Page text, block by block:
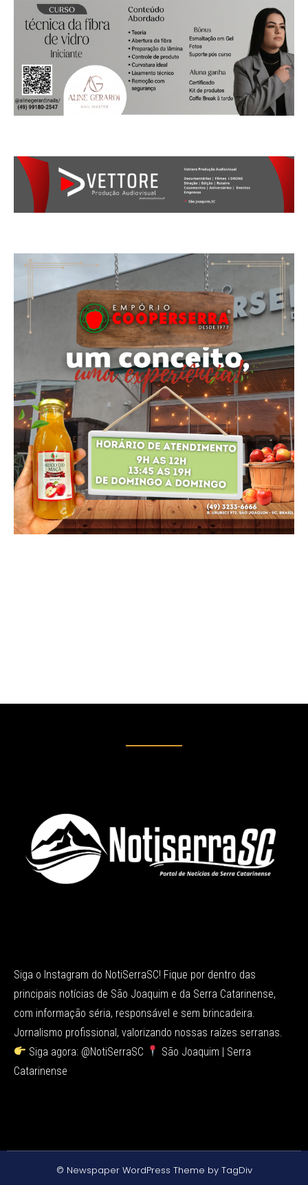
Siga o Instagram do NotiSerraSC! Fique por dentro das
principais notícias de São Joaquim e da Serra Catarinense,
com informação séria, responsável e sem brincadeira.
Jornalismo profissional, valorizando nossas raízes serranas.
Siga agora: @NotiSerraSC
São Joaquim | Serra
Catarinense
© Newspaper WordPress Theme by TagDiv